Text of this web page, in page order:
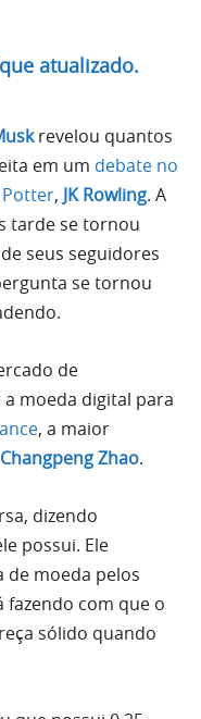
atualizado.
revelou quantos
em um debate no
, JK Rowling. A
tarde se tornou
seus seguidores
se tornou
de
moeda digital para
, a maior
Changpeng Zhao.
dizendo
possui. Ele
de moeda pelos
fazendo com que o
sólido quando